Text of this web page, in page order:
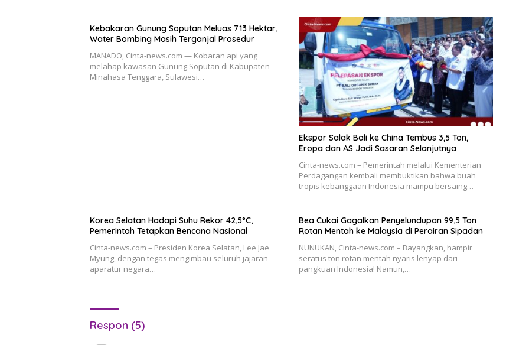
Kebakaran Gunung Soputan Meluas 713 Hektar,
Water Bombing Masih Terganjal Prosedur
MANADO, Cinta-news.com — Kobaran api yang
melahap kawasan Gunung Soputan di Kabupaten
Minahasa Tenggara, Sulawesi…
Ekspor Salak Bali ke China Tembus 3,5 Ton,
Eropa dan AS Jadi Sasaran Selanjutnya
Cinta-news.com – Pemerintah melalui Kementerian
Perdagangan kembali membuktikan bahwa buah
tropis kebanggaan Indonesia mampu bersaing…
Korea Selatan Hadapi Suhu Rekor 42,5°C,
Pemerintah Tetapkan Bencana Nasional
Cinta-news.com – Presiden Korea Selatan, Lee Jae
Myung, dengan tegas mengimbau seluruh jajaran
aparatur negara…
Bea Cukai Gagalkan Penyelundupan 99,5 Ton
Rotan Mentah ke Malaysia di Perairan Sipadan
NUNUKAN, Cinta-news.com – Bayangkan, hampir
seratus ton rotan mentah nyaris lenyap dari
pangkuan Indonesia! Namun,…
Respon (5)